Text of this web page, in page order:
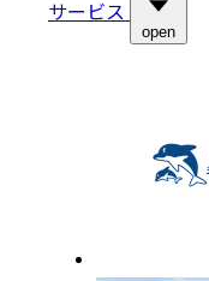
サービス
open